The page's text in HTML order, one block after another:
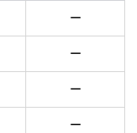
ー
ー
ー
ー